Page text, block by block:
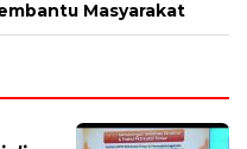
Masyarakat